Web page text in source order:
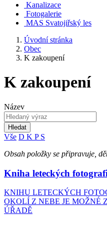
Kanalizace
Fotogalerie
MAS Svatojiřský les
Úvodní stránka
Obec
K zakoupení
K zakoupení
Název
Hledat
Vše D K P S
Obsah položky se připravuje,
Kniha leteckých
KNIHU LETECKÝCH
OKOLÍ Z NEBE JE MOŽNÉ
ÚŘADĚ